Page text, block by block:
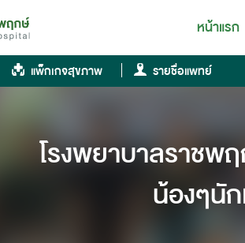
หน้าแรก
แพ็กเกจสุขภาพ รายชื่อแพทย์
โรงพยาบาลราชพ
น้องๆนั